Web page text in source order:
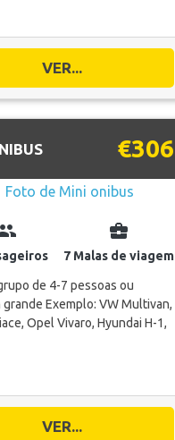
VER...
€306
business_center
7 Malas de viagem
de 4-7 pessoas ou
grande Exemplo: VW Multivan,
Opel Vivaro, Hyundai H-1,
VER...